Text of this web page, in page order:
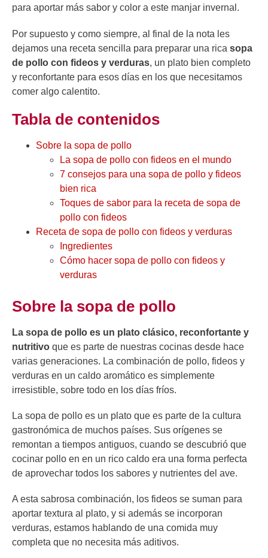
para aportar más sabor y color a este manjar invernal.
Por supuesto y como siempre, al final de la nota les
dejamos una receta sencilla para preparar una rica sopa
de pollo con fideos y verduras, un plato bien completo
y reconfortante para esos días en los que necesitamos
comer algo calentito.
Tabla de contenidos
Sobre la sopa de pollo
La sopa de pollo con fideos en el mundo
7 consejos para una sopa de pollo y fideos
bien rica
Toques de sabor para la receta de sopa de
pollo con fideos
Receta de sopa de pollo con fideos y verduras
Ingredientes
Cómo hacer sopa de pollo con fideos y
verduras
Sobre la sopa de pollo
La sopa de pollo es un plato clásico, reconfortante y
nutritivo que es parte de nuestras cocinas desde hace
varias generaciones. La combinación de pollo, fideos y
verduras en un caldo aromático es simplemente
irresistible, sobre todo en los días fríos.
La sopa de pollo es un plato que es parte de la cultura
gastronómica de muchos países. Sus orígenes se
remontan a tiempos antiguos, cuando se descubrió que
cocinar pollo en en un rico caldo era una forma perfecta
de aprovechar todos los sabores y nutrientes del ave.
A esta sabrosa combinación, los fideos se suman para
aportar textura al plato, y si además se incorporan
verduras, estamos hablando de una comida muy
completa que no necesita más aditivos.